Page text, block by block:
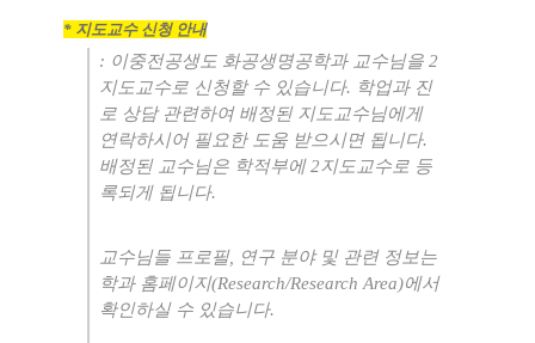
* 지도교수 신청 안내
: 이중전공생도 화공생명공학과 교수님을 2
지도교수로 신청할 수 있습니다. 학업과 진
로 상담 관련하여 배정된 지도교수님에게
연락하시어 필요한 도움 받으시면 됩니다.
배정된 교수님은 학적부에2지도교수로 등
록되게 됩니다.
교수님들 프로필, 연구 분야 및 관련 정보는
학과 홈페이지(Research/Research Area)에서
확인하실 수 있습니다.